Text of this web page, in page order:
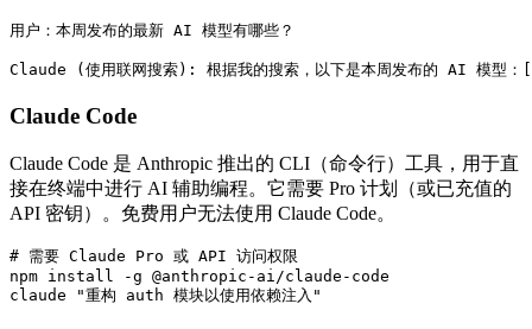
用户：本周发布的最新 AI 模型有哪些？
Claude Code
Claude Code 是 Anthropic 推出的 CLI（命令行）工具，用于直
接在终端中进行 AI 辅助编程。它需要 Pro 计划（或已充值的
API 密钥）。免费用户无法使用 Claude Code。
# 需要 Claude Pro 或 API 访问权限
npm install -g @anthropic-ai/claude-code